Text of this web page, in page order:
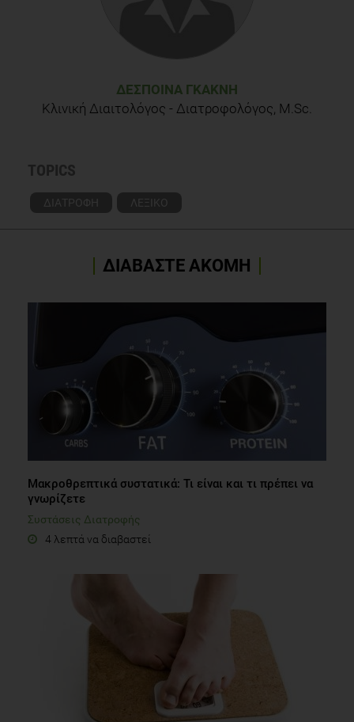
ΔΈΣΠΟΙΝΑ ΓΚΑΚΝΉ
Κλινική Διαιτολόγος - Διατροφολόγος, M.Sc.
TOPICS
ΔΙΑΤΡΟΦΗ ΛΕΞΙΚΟ
ΔΙΑΒΑΣΤΕ ΑΚΟΜΗ
Μακροθρεπτικά συστατικά: Τι είναι και τι πρέπει να
γνωρίζετε
Συστάσεις Διατροφής
4 λεπτά να διαβαστεί